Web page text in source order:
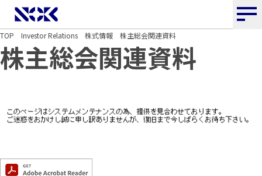
NOK株式会社
TOP Investor Relations 株式情報 株主総会関連資料
株主総会関連資料